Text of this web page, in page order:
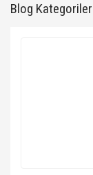
Blog